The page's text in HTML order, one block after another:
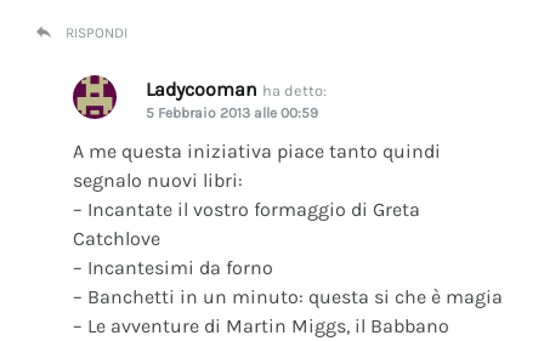
RISPONDI
Ladycooman ha detto:
5 Febbraio 2013 alle 00:59
A me questa iniziativa piace tanto quindi
segnalo nuovi libri:
– Incantate il vostro formaggio di Greta
Catchlove
– Incantesimi da forno
– Banchetti in un minuto: questa si che è magia
– Le avventure di Martin Miggs, il Babbano